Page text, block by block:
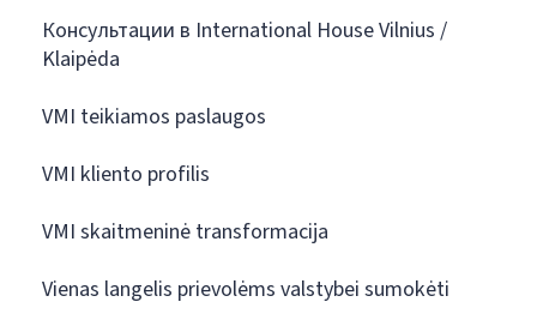
Консультации в International House Vilnius /
Klaipėda
VMI teikiamos paslaugos
VMI kliento profilis
VMI skaitmeninė transformacija
Vienas langelis prievolėms valstybei sumokėti